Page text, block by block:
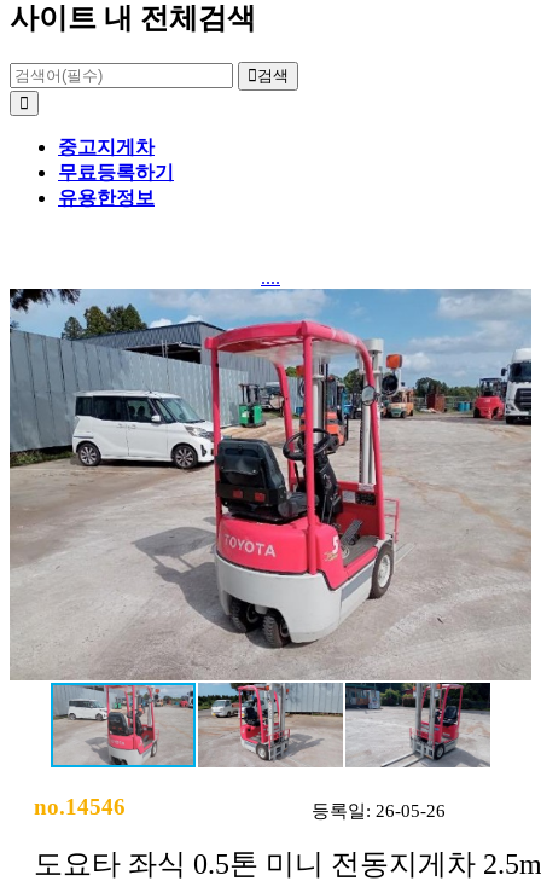
사이트 내 전체검색
검색
중고지게차
무료등록하기
유용한정보
....
no.14546 등록일: 26-05-26
도요타 좌식 0.5톤 미니 전동지게차 2.5m